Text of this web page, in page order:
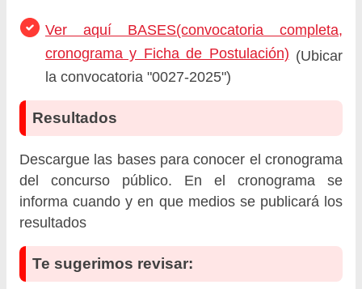
Ver aquí BASES(convocatoria completa,
cronograma y Ficha de Postulación)(Ubicar
la convocatoria "0027-2025")
Resultados
Descargue las bases para conocer el cronograma
del concurso público. En el cronograma se
informa cuando y en que medios se publicará los
resultados
Te sugerimos revisar: